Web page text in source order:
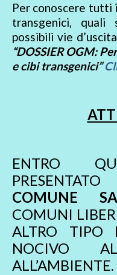
Per conoscere tutti
transgenici,
possibili vie
“DOSSIER OGM:
e cibi transgenici”
ENTRO
COMUNE
COMUNI
ALTRO TIPO
NOCIVO
ALL’AMBIENTE.